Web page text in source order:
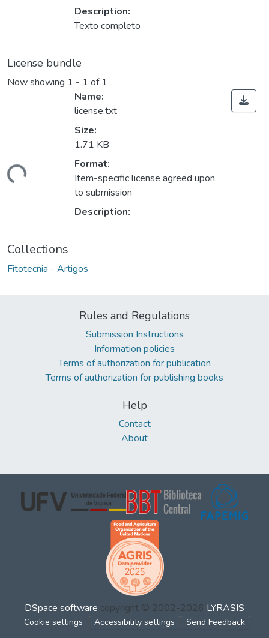
Description:
Texto completo
License bundle
Now showing 1 - 1 of 1
Name:
license.txt
Size:
1.71 KB
Format:
Item-specific license agreed upon
to submission
Description:
Collections
Fitotecnia - Artigos
Rules and Regulations
Submission Instructions
Information policies
Terms of authorization for publication
Terms of authorization for publishing books
Help
Contact
About
DSpace software copyright © 2002-2026 LYRASIS
Cookie settings Accessibility settings Send Feedback